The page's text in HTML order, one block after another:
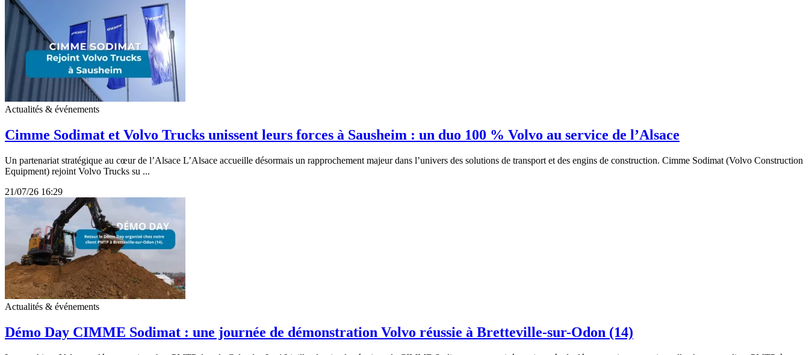
Actualités & événements
Cimme Sodimat et Volvo Trucks unissent leurs forces à Sausheim : un duo 100 % Volvo au service de l’Alsace
Un partenariat stratégique au cœur de l’Alsace L’Alsace accueille désormais un rapprochement majeur dans l’univers des solutions de transport et des engins de construction. Cimme Sodimat (Volvo Construction
Equipment) rejoint Volvo Trucks su ...
21/07/26 16:29
Actualités & événements
Démo Day CIMME Sodimat : une journée de démonstration Volvo réussie à Bretteville-sur-Odon (14)